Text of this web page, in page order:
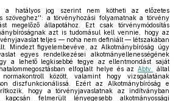
a hatályos jog szerint nem kötheti az előzetes
szöveghez'': a törvényhozási folyamatnak a törvény
megelőző állapotához. Ezt csak törvénymódosítás
azt is tudomásul kell vennie, hogy az
teljes — noha nem definiált — létszakában
Mindezt figyelembevéve, az Alkotmánybíróság úgy
egyes rendelkezései alkotmányellenességének
a lehető legkisebbé tegye az ellentmondást saját
elfoglalt helye és azAbtv.
által
között, valamint hogy vizsgálatának
diszfunkcionálissá. Ezért az Alkotmánybíróság e
hogy a törvényjavaslatnak az indítványban
felmerült lényegesebb alkotmányossági